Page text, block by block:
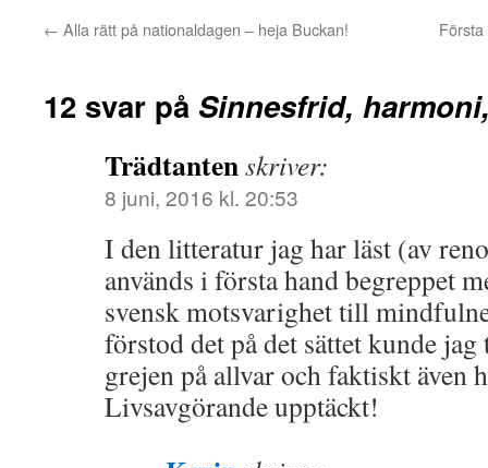
← Alla rätt på nationaldagen – heja Buckan!
12 svar på Sinnesfrid,
Trädtantenskriver:
8 juni, 2016 kl. 20:53
I den litteratur jag har läst (av
används i första hand begreppet
svensk motsvarighet till
förstod det på det sättet kunde
grejen på allvar och faktiskt även
Livsavgörande upptäckt!